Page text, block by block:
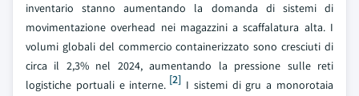
inventario stanno aumentando la domanda di sistemi di
movimentazione overhead nei magazzini a scaffalatura alta. I
volumi globali del commercio containerizzato sono cresciuti di
circa il 2,3% nel 2024, aumentando la pressione sulle reti
logistiche portuali e interne. [2] I sistemi di gru a monorotaia